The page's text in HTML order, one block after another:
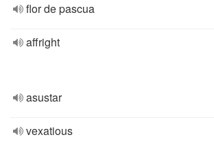
flor de pascua
affright
asustar
vexatious